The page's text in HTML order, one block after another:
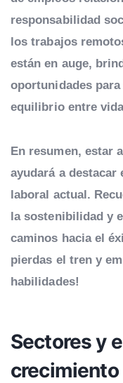
responsabilidad
los trabajos
están en auge,
oportunidades
equilibrio entre
En resumen, estar
ayudará a
laboral actual.
la sostenibilidad y
caminos hacia el
pierdas el tren y
habilidades!
Sectores y
crecimiento